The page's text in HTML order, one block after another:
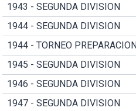
1943 - SEGUNDA DIVISION
1944 - SEGUNDA DIVISION
1944 - TORNEO
1945 - SEGUNDA DIVISION
1946 - SEGUNDA DIVISION
1947 - SEGUNDA DIVISION